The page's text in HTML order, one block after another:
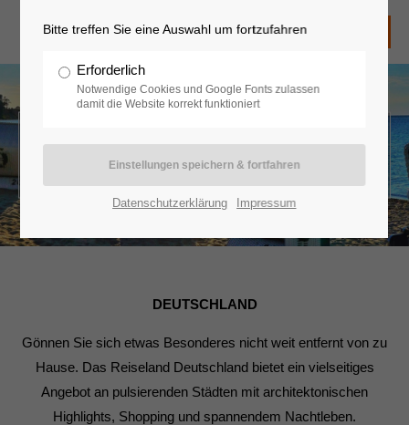
Deutschland
DEUTSCHLAND
Gönnen Sie sich etwas Besonderes nicht weit entfernt von zu
Hause. Das Reiseland Deutschland bietet ein vielseitiges
Angebot an pulsierenden Städten mit architektonischen
Highlights, Shopping und spannendem Nachtleben.
Bitte treffen Sie eine Auswahl um fortzufahren
Erforderlich
Notwendige Cookies und Google Fonts zulassen
damit die Website korrekt funktioniert
Datenschutzerklärung Impressum